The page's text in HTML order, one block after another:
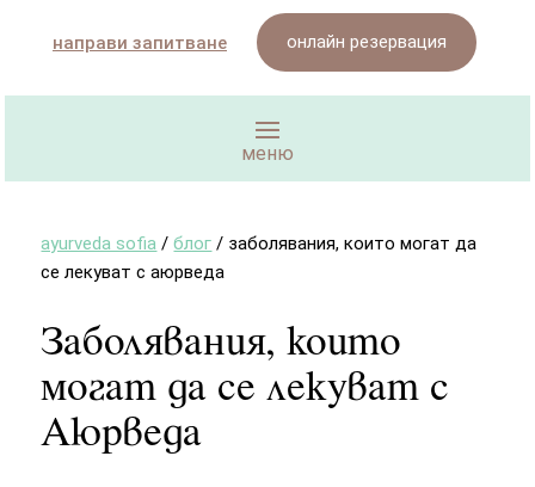
направи запитване онлайн резервация
ayurveda sofia /блог / заболявания, които могат да
се лекуват с аюрведа
Заболявания, които
могат да се лекуват с
Аюрведа